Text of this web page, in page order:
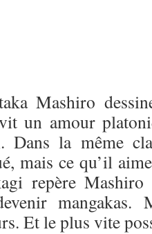
Mashiro
un amour
la même
mais ce qu’il
repère
Et le plus vite